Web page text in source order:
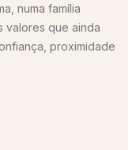
numa família
valores que ainda
proximidade